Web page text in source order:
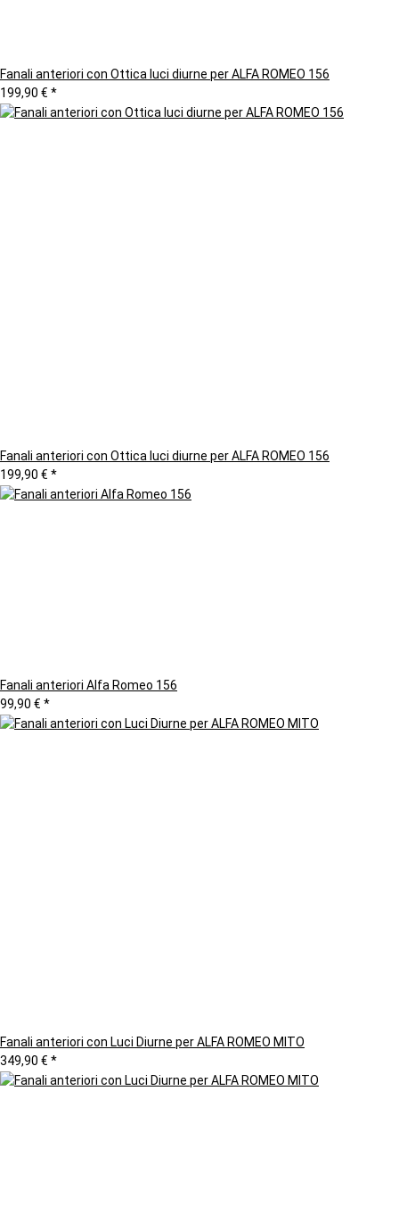
Fanali anteriori con Ottica luci diurne per ALFA ROMEO 156
199,90 € *
Fanali anteriori con Ottica luci diurne per ALFA ROMEO 156
199,90 € *
Fanali anteriori Alfa Romeo 156
99,90 € *
Fanali anteriori con Luci Diurne per ALFA ROMEO MITO
349,90 € *